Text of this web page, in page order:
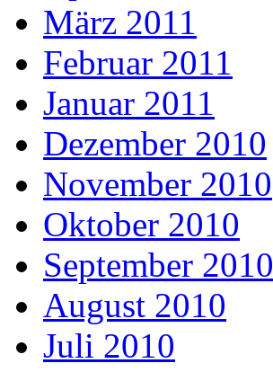
März 2011
Februar 2011
Januar 2011
Dezember 2010
November 2010
Oktober 2010
September 2010
August 2010
Juli 2010